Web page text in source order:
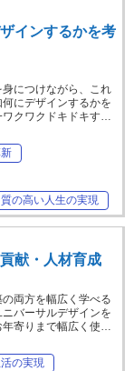
インするかを考
につけながら、これ
にデザインするかを
ワクワクドキドキす…
質の高い人生の実現
献・人材育成
両方を幅広く学べる
バーサルデザインを
年寄りまで幅広く使…
の実現